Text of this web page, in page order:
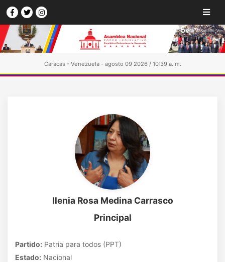
Caracas - Venezuela - agosto 09 2026 / 10:39 a. m.
Ilenia Rosa Medina Carrasco
Principal
Partido: Patria para todos (PPT)
Estado: Nacional